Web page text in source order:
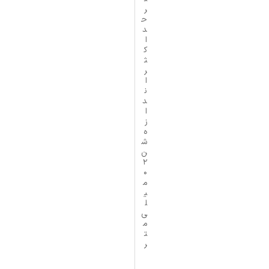
ر
ح
د
ا
ک
ث
ر
ا
ن
د
ا
ز
ه
ش
ن
2
0
م
ی
ل
ی‌
م
ت
ر